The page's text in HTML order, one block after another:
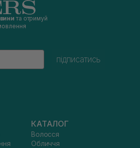
та отримуй
підписатись
КАТАЛОГ
Волосся
Обличчя